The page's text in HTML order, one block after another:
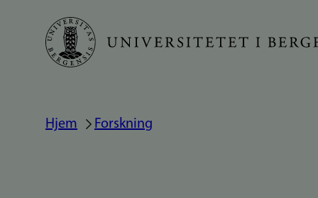
Hopp
Navigasjonssti
Hjem Forskning